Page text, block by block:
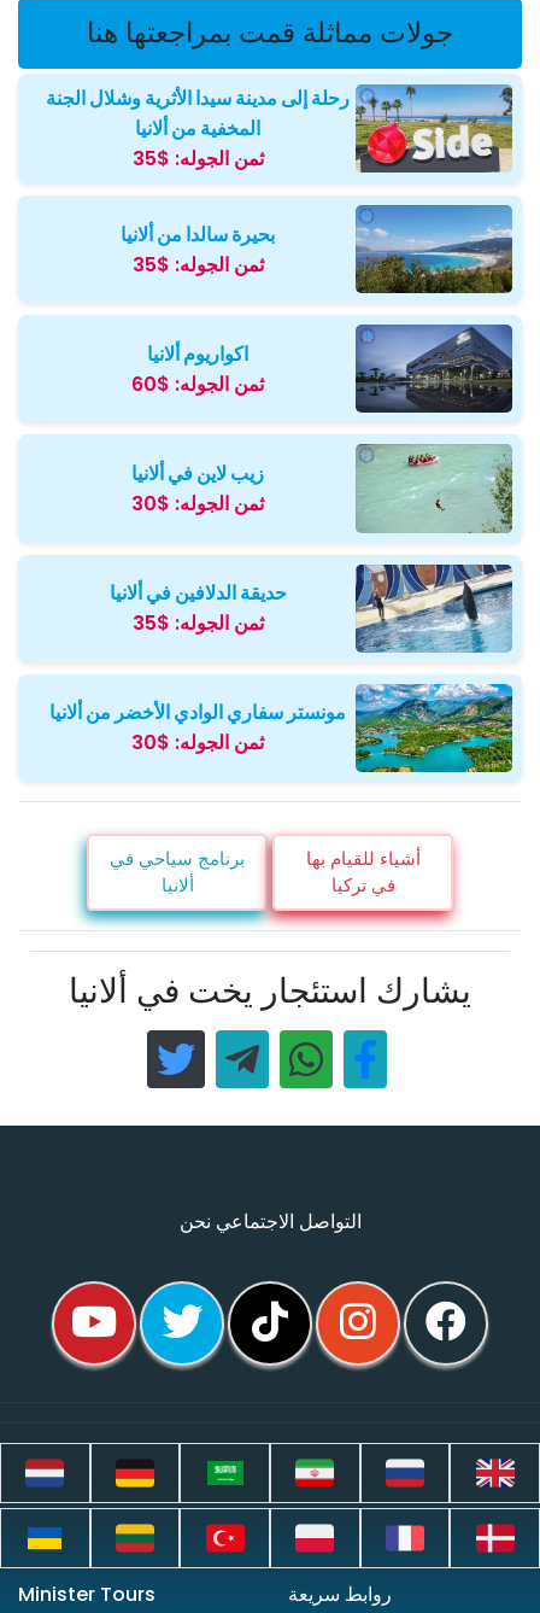
جولات مماثلة قمت بمراجعتها هنا
رحلة إلى مدينة سيدا الأثرية وشلال الجنة
المخفية من ألانيا
ثمن الجوله: $35
بحيرة سالدا من ألانيا
ثمن الجوله: $35
اكواريوم ألانيا
ثمن الجوله: $60
زيب لاين في ألانيا
ثمن الجوله: $30
حديقة الدلافين في ألانيا
ثمن الجوله: $35
مونستر سفاري الوادي الأخضر من ألانيا
ثمن الجوله: $30
أشياء للقيام بها
في تركيا
برنامج سياحي في
ألانيا
يشارك استئجار يخت في ألانيا
التواصل الاجتماعي نحن
روابط سريعة Minister Tours